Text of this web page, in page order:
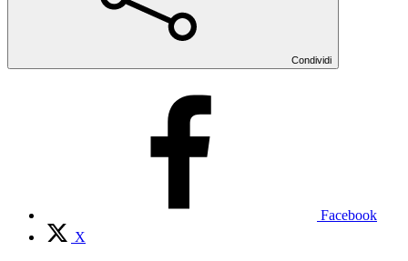
Condividi
Facebook
X